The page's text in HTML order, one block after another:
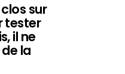
sur
tester
il ne
la